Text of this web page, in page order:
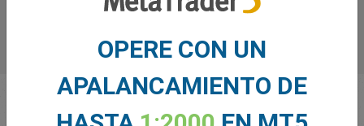
OPERE CON UN
APALANCAMIENTO DE